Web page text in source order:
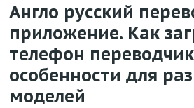
Англо русский
приложение. Как
телефон
особенности для
моделей